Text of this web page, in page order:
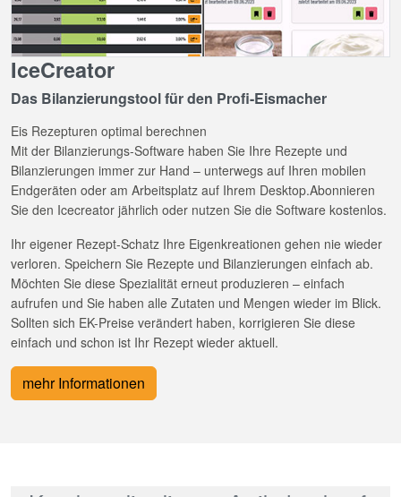
IceCreator
Das Bilanzierungstool für den Profi-Eismacher
Eis Rezepturen optimal berechnen
Mit der Bilanzierungs-Software haben Sie Ihre Rezepte und
Bilanzierungen immer zur Hand – unterwegs auf Ihren mobilen
Endgeräten oder am Arbeitsplatz auf Ihrem Desktop.Abonnieren
Sie den Icecreator jährlich oder nutzen Sie die Software kostenlos.
Ihr eigener Rezept-Schatz Ihre Eigenkreationen gehen nie wieder
verloren. Speichern Sie Rezepte und Bilanzierungen einfach ab.
Möchten Sie diese Spezialität erneut produzieren – einfach
aufrufen und Sie haben alle Zutaten und Mengen wieder im Blick.
Sollten sich EK-Preise verändert haben, korrigieren Sie diese
einfach und schon ist Ihr Rezept wieder aktuell.
mehr Informationen